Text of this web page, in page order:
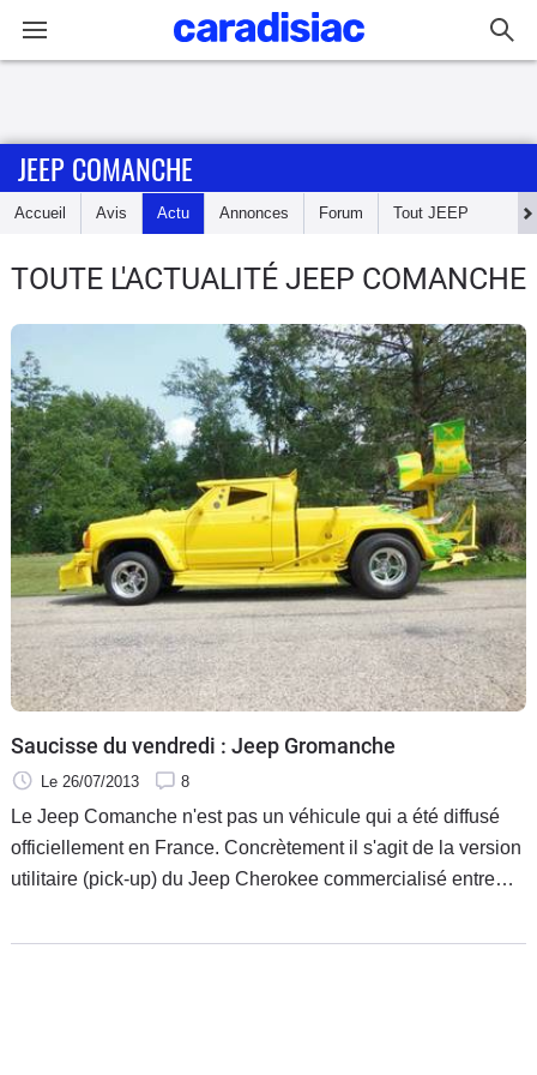
Accueil
Essais
Guide
d'achat
Electriques
Utilitaires
Flottes
Auto
Services
Forum
Moto
Marques
JEEP COMANCHE
Accueil Avis Actu Annonces Forum Tout JEEP
TOUTE L'ACTUALITÉ JEEP COMANCHE
Saucisse du vendredi : Jeep Gromanche
Le 26/07/2013 8
Le Jeep Comanche n'est pas un véhicule qui a été diffusé
officiellement en France. Concrètement il s'agit de la version
utilitaire (pick-up) du Jeep Cherokee commercialisé entre